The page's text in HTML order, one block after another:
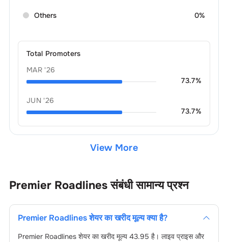
Others 0%
Total Promoters
MAR '26
73.7%
JUN '26
73.7%
View More
Premier Roadlines संबंधी सामान्य प्रश्न
Premier Roadlinesशेयर का खरीद मूल्य क्या है?
Premier Roadlinesशेयर का खरीद मूल्य 43.95 है। लाइव प्राइस और